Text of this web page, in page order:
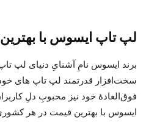
لپ تاپ ایسوس با
برند ایسوس نامِ آشنایِ دنیای لپ
سخت‌افزار قدرتمند لپ تاپ های
فوق‌العادۀ خود نیز محبوبِ دلِ
ایسوس با بهترین قیمت در هر